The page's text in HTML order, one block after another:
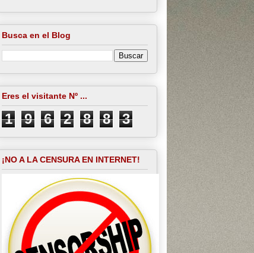
Busca en el Blog
Eres el visitante Nº ...
1 9 6 2 8 8 3
¡NO A LA CENSURA EN INTERNET!